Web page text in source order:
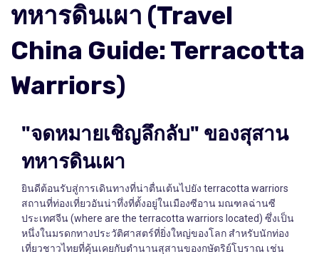
ทหารดินเผา (Travel
China Guide: Terracotta
Warriors)
"จดหมายเชิญลึกลับ" ของสุสาน
ทหารดินเผา
ยินดีต้อนรับสู่การเดินทางที่น่าตื่นเต้นไปยัง terracotta warriors
สถานที่ท่องเที่ยวอันน่าทึ่งที่ตั้งอยู่ในเมืองซีอาน มณฑลฉ่านซี
ประเทศจีน (where are the terracotta warriors located) ซึ่งเป็น
หนึ่งในมรดกทางประวัติศาสตร์ที่ยิ่งใหญ่ของโลก สำหรับนักท่อง
เที่ยวชาวไทยที่คุ้นเคยกับตำนานสุสานของกษัตริย์โบราณ เช่น